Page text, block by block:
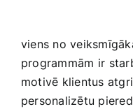
viens no
‌programmām ir
motivē klientus
personalizētu